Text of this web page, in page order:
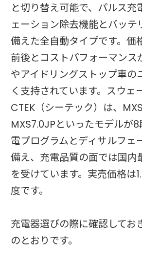
と切り替え可能で、パルス充
ェーション除去機能とバッテ
備えた全自動タイプです。価
前後とコストパフォーマンス
やアイドリングストップ車の
く支持されています。スウェ
CTEK（シーテック）は、
MXS7.0JPといったモデルが
電プログラムとディサルフェ
備え、充電品質の面では国内
を受けています。実売価格は
度です。
充電器選びの際に確認してお
のとおりです。